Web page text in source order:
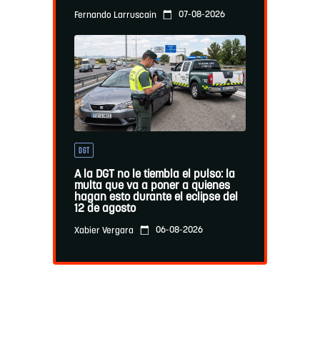
Fernando Larruscain 07-08-2026
DGT
A la DGT no le tiembla el pulso: la
multa que va a poner a quienes
hagan esto durante el eclipse del
12 de agosto
Xabier Vergara 06-08-2026